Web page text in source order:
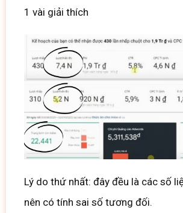
1 vài giải thích
Lý do thứ nhất: đây đều là các số
nên có tính sai số tương đối.